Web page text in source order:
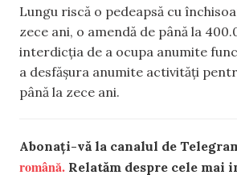
Lungu riscă o pedeapsă cu
zece ani, o amendă de până la
interdicția de a ocupa anumite
a desfășura anumite activități
până la zece ani.
Abonați-vă la canalul de
română. Relatăm despre cele mai